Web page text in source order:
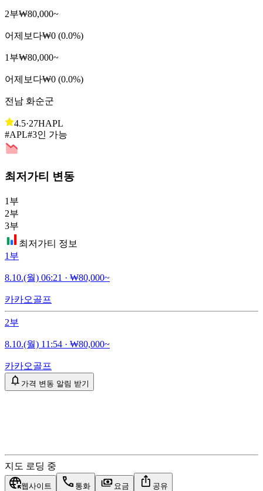
2부₩80,000~
어제보다₩0 (0.0%)
1부₩80,000~
어제보다₩0 (0.0%)
전남 화순군
4.5·27HAPL
#APL#3인 가능
최저가티 변동
1부
2부
3부
최저가티 정보
1부
8.10.(월) 06:21 · ₩80,000~
카카오골프
2부
8.10.(월) 11:54 · ₩80,000~
카카오골프
가격 변동 알림 받기
지도 로딩 중
웹사이트 통화 요금 공유